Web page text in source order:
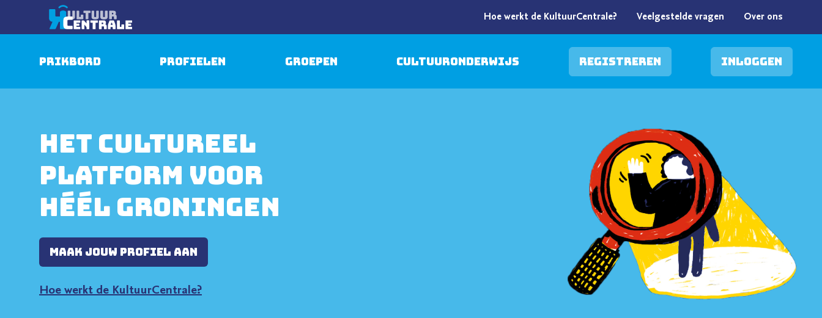
Hoe werkt de KultuurCentrale? Veelgestelde vragen Over ons
Prikbord Profielen Groepen Cultuuronderwijs Registreren Inloggen
Het cultureel
platform voor
héél Groningen
Maak jouw profiel aan
Hoe werkt de KultuurCentrale?